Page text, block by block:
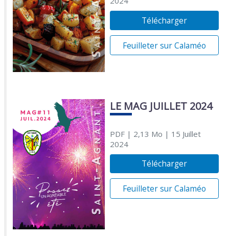
Télécharger
Feuilleter sur Calaméo
LE MAG JUILLET 2024
PDF| 2,13 Mo | 15 Juillet
2024
Télécharger
Feuilleter sur Calaméo